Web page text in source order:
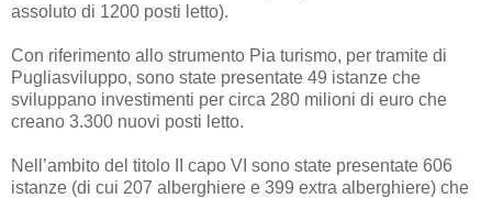
assoluto di 1200 posti letto).
Con riferimento allo strumento Pia turismo, per tramite di
Pugliasviluppo, sono state presentate 49 istanze che
sviluppano investimenti per circa 280 milioni di euro che
creano 3.300 nuovi posti letto.
Nell’ambito del titolo II capo VI sono state presentate 606
istanze (di cui 207 alberghiere e 399 extra alberghiere) che